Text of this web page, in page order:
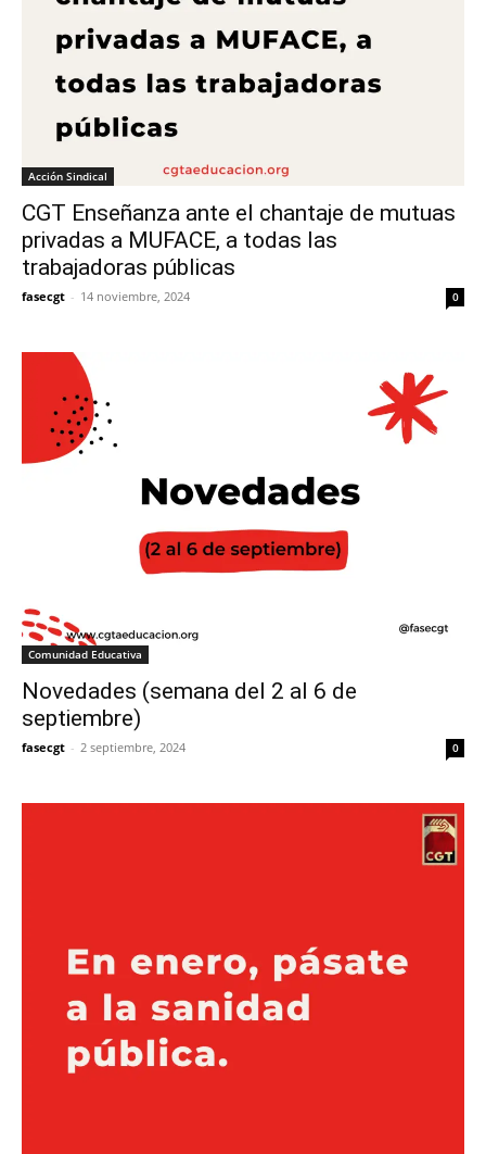
Acción Sindical
CGT Enseñanza ante el chantaje de mutuas
privadas a MUFACE, a todas las
trabajadoras públicas
fasecgt - 14 noviembre, 2024 0
Comunidad Educativa
Novedades (semana del 2 al 6 de
septiembre)
fasecgt - 2 septiembre, 2024 0